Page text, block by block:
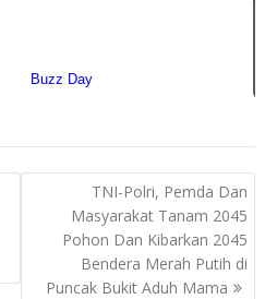
TNI-Polri, Pemda Dan
Masyarakat Tanam 2045
Pohon Dan Kibarkan 2045
Bendera Merah Putih di
Puncak Bukit Aduh Mama